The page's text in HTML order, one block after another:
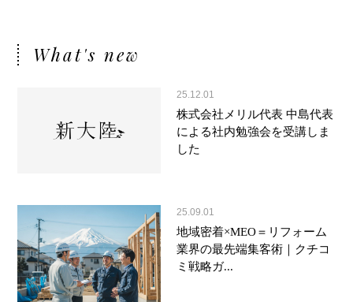
What's new
25.12.01
株式会社メリル代表 中島代表
による社内勉強会を受講しま
した
25.09.01
地域密着×MEO＝リフォーム
業界の最先端集客術｜クチコ
ミ戦略ガ...